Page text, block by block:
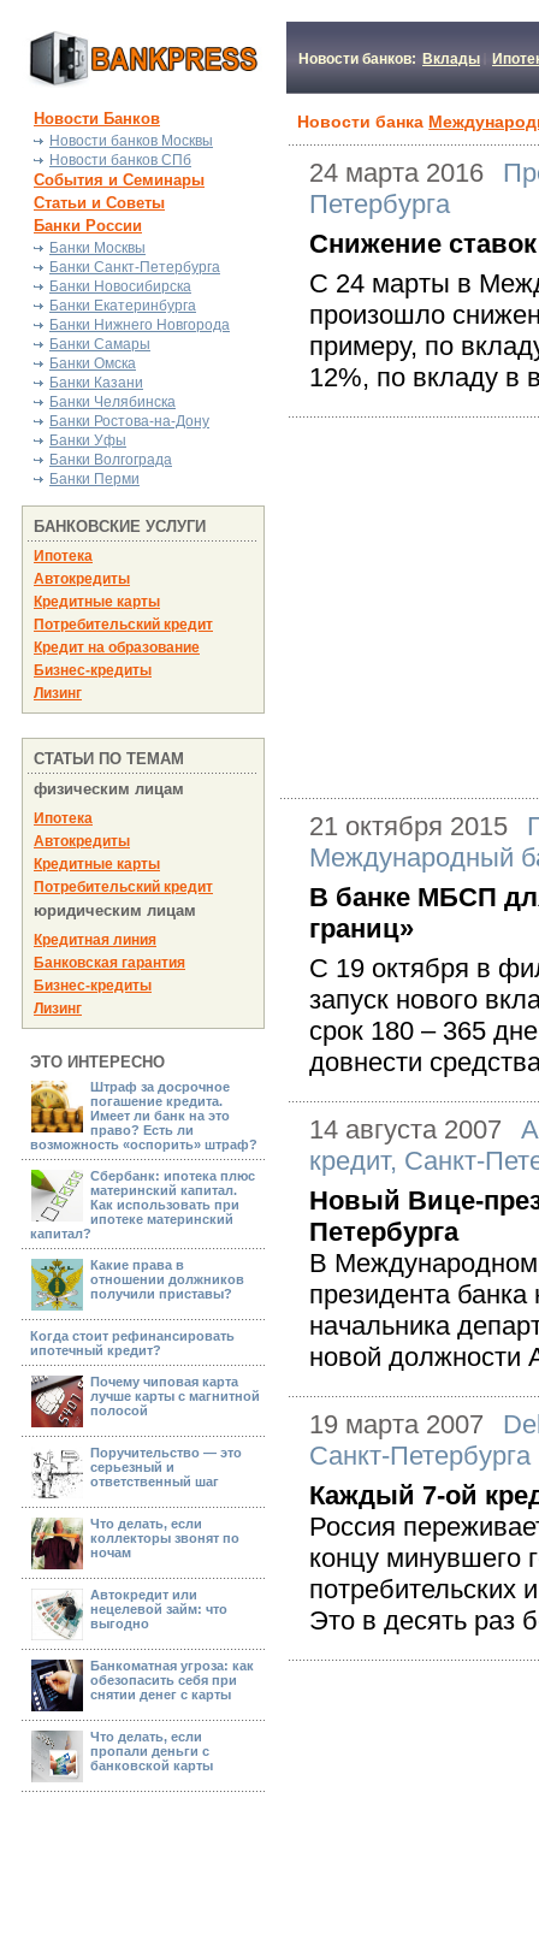
Новости банков: Вклады
Новости Банков
Новости банков Москвы
Новости банков СПб
События и Семинары
Статьи и Советы
Банки России
Банки Москвы
Банки Санкт-Петербурга
Банки Новосибирска
Банки Екатеринбурга
Банки Нижнего Новгорода
Банки Самары
Банки Омска
Банки Казани
Банки Челябинска
Банки Ростова-на-Дону
Банки Уфы
Банки Волгограда
Банки Перми
БАНКОВСКИЕ УСЛУГИ
Ипотека
Автокредиты
Кредитные карты
Потребительский кредит
Кредит на образование
Бизнес-кредиты
Лизинг
СТАТЬИ ПО ТЕМАМ
физическим лицам
Ипотека
Автокредиты
Кредитные карты
Потребительский кредит
юридическим лицам
Кредитная линия
Банковская гарантия
Бизнес-кредиты
Лизинг
ЭТО ИНТЕРЕСНО
Штраф за досрочное
погашение кредита.
Имеет ли банк на это
право? Есть ли
возможность «оспорить» штраф?
Сбербанк: ипотека плюс
материнский капитал.
Как использовать при
ипотеке материнский
капитал?
Какие права в
отношении должников
получили приставы?
Когда стоит рефинансировать
ипотечный кредит?
Почему чиповая карта
лучше карты с магнитной
полосой
Поручительство — это
серьезный и
ответственный шаг
Что делать, если
коллекторы звонят по
ночам
Автокредит или
нецелевой займ: что
выгодно
Банкоматная угроза: как
обезопасить себя при
снятии денег с карты
Что делать, если
пропали деньги с
банковской карты
Новости банка
24 марта 2016
Петербурга
Снижение
С 24 марты в
произошло
примеру, по
12%, по вкладу
21 октября 2015
Международный
В банке МБСП
границ»
С 19 октября в
запуск нового
срок 180 – 365
довнести
14 августа 2007
кредит, Санкт-
Новый Вице-
Петербурга
В Международном
президента
начальника
новой должности
19 марта 2007
Санкт-Петербурга
Каждый 7-ой
Россия
концу минувшего
потребительских
Это в десять раз